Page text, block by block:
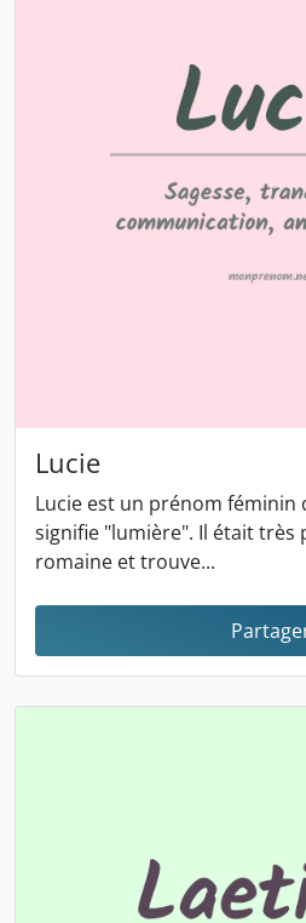
Lucie
Lucie est un prénom
signifie "lumière". Il était très
romaine et trouve...